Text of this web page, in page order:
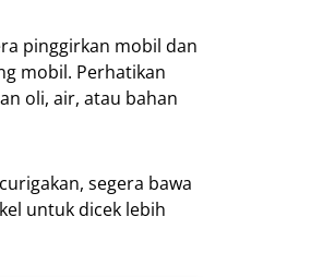
pinggirkan mobil dan
mobil. Perhatikan
oli, air, atau bahan
segera bawa
untuk dicek lebih